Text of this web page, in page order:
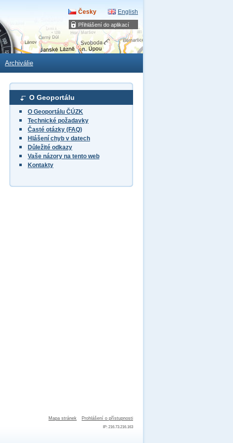
Přihlášení do aplikací
Česky English
Archiválie
O Geoportálu
O Geoportálu ČÚZK
Technické požadavky
Časté otázky (FAQ)
Hlášení chyb v datech
Důležité odkazy
Vaše názory na tento web
Kontakty
Mapa stránek Prohlášení o přístupnosti
IP: 216.73.216.163